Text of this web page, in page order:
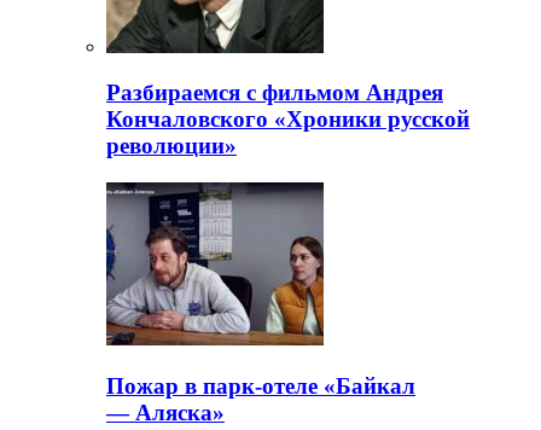
Разбираемся с фильмом Андрея
Кончаловского «Хроники русской
революции»
Пожар в парк-отеле «Байкал
— Аляска»